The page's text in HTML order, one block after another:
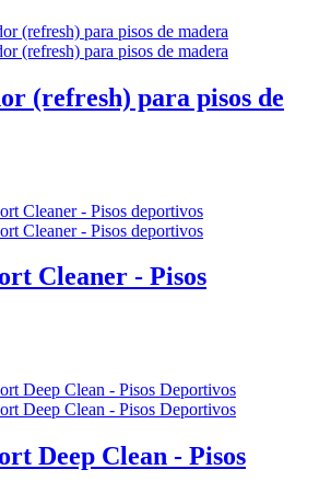
(refresh) para pisos de
Cleaner - Pisos
Deep Clean - Pisos